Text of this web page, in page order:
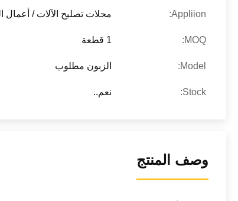
Appliion: محلات تصليح الآلات / أعمال
MOQ: 1 قطعة
Model: الزبون مطلوب
Stock: نعم..
وصف المنتج